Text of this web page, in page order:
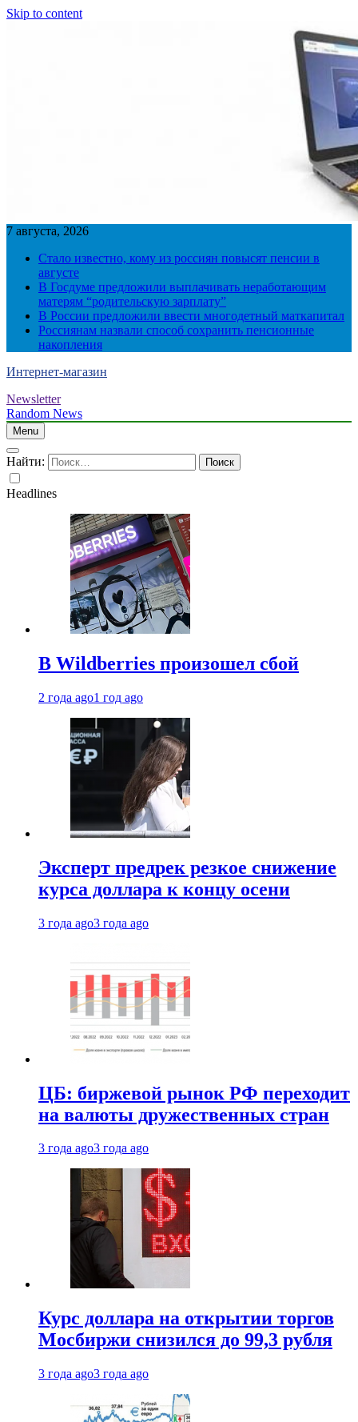
Skip to content
7 августа, 2026
Стало известно, кому из россиян повысят пенсии в
августе
В Госдуме предложили выплачивать неработающим
матерям “родительскую зарплату”
В России предложили ввести многодетный маткапитал
Россиянам назвали способ сохранить пенсионные
накопления
Интернет-магазин
Newsletter
Random News
Menu
Найти:
Headlines
В Wildberries произошел сбой
2 года ago1 год ago
Эксперт предрек резкое снижение
курса доллара к концу осени
3 года ago3 года ago
ЦБ: биржевой рынок РФ переходит
на валюты дружественных стран
3 года ago3 года ago
Курс доллара на открытии торгов
Мосбиржи снизился до 99,3 рубля
3 года ago3 года ago